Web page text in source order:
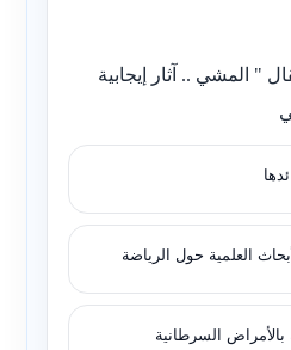
" المشي .. آثار إيجابية
العلمية حول الرياضة
بالأمراض السرطانية